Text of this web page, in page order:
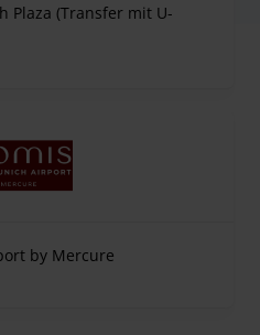
Plaza (Transfer mit U-
by Mercure